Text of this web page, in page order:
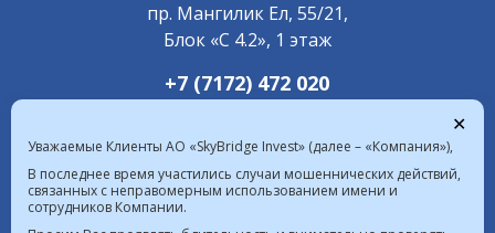
пр. Мангилик Ел, 55/21,
Блок «С 4.2», 1 этаж
+7 (7172) 472 020
✕
Уважаемые Клиенты АО «SkyBridge Invest» (далее – «Компания»),
В последнее время участились случаи мошеннических действий,
связанных с неправомерным использованием имени и
сотрудников Компании.